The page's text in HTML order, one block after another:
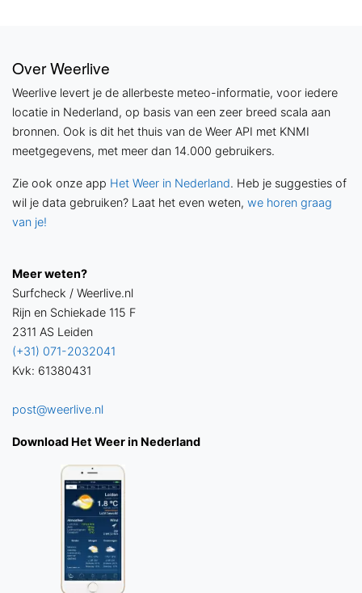
Over Weerlive
Weerlive levert je de allerbeste meteo-informatie, voor iedere
locatie in Nederland, op basis van een zeer breed scala aan
bronnen. Ook is dit het thuis van de Weer API met KNMI
meetgegevens, met meer dan 14.000 gebruikers.
Zie ook onze app Het Weer in Nederland. Heb je suggesties of
wil je data gebruiken? Laat het even weten, we horen graag
van je!
Meer weten?
Surfcheck / Weerlive.nl
Rijn en Schiekade 115 F
2311 AS Leiden
(+31) 071-2032041
Kvk: 61380431
post@weerlive.nl
Download Het Weer in Nederland